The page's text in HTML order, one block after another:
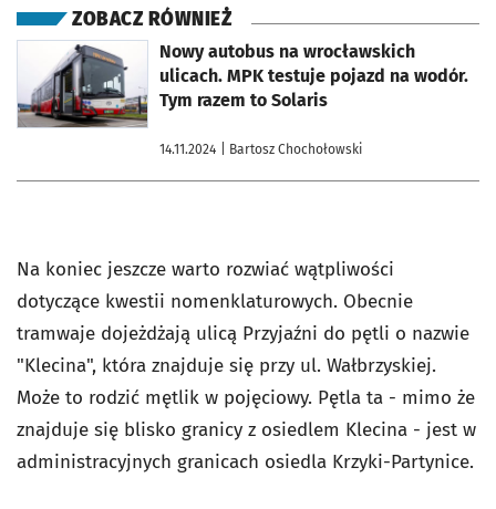
ZOBACZ RÓWNIEŻ
Nowy autobus na wrocławskich
ulicach. MPK testuje pojazd na wodór.
Tym razem to Solaris
14.11.2024 | Bartosz Chochołowski
otworzy się w nowej karcie
Na koniec jeszcze warto rozwiać wątpliwości
dotyczące kwestii nomenklaturowych. Obecnie
tramwaje dojeżdżają ulicą Przyjaźni do pętli o nazwie
"Klecina", która znajduje się przy ul. Wałbrzyskiej.
Może to rodzić mętlik w pojęciowy. Pętla ta - mimo że
znajduje się blisko granicy z osiedlem Klecina - jest w
administracyjnych granicach osiedla Krzyki-Partynice.